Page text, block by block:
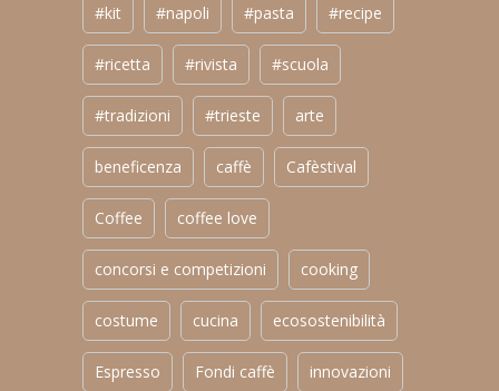
#kit #napoli #pasta #recipe
#ricetta #rivista #scuola
#tradizioni #trieste arte
beneficenza caffè Cafèstival
Coffee coffee love
concorsi e competizioni cooking
costume cucina ecosostenibilità
Espresso Fondi caffè innovazioni